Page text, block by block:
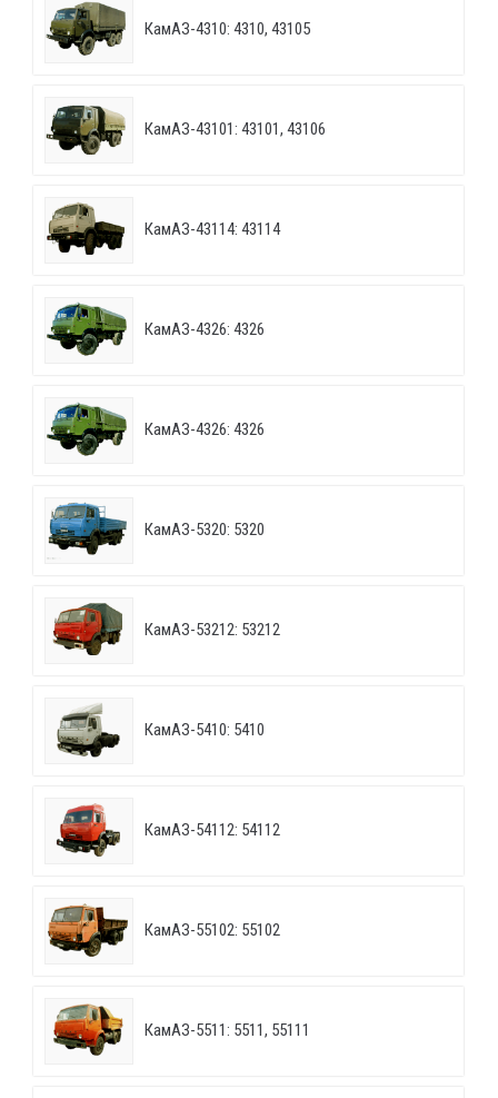
КамАЗ-4310: 4310, 43105
КамАЗ-43101: 43101, 43106
КамАЗ-43114: 43114
КамАЗ-4326: 4326
КамАЗ-4326: 4326
КамАЗ-5320: 5320
КамАЗ-53212: 53212
КамАЗ-5410: 5410
КамАЗ-54112: 54112
КамАЗ-55102: 55102
КамАЗ-5511: 5511, 55111